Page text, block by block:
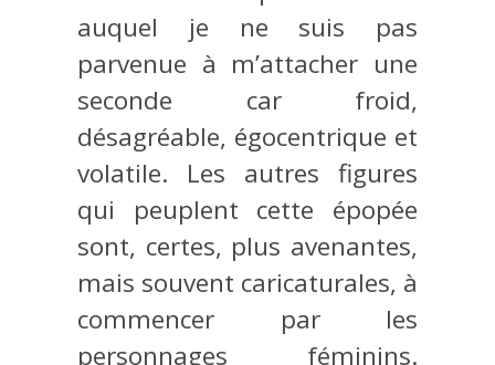
auquel je ne suis pas
parvenue à m’attacher une
seconde car froid,
désagréable, égocentrique et
volatile. Les autres figures
qui peuplent cette épopée
sont, certes, plus avenantes,
mais souvent caricaturales, à
commencer par les
personnages féminins.